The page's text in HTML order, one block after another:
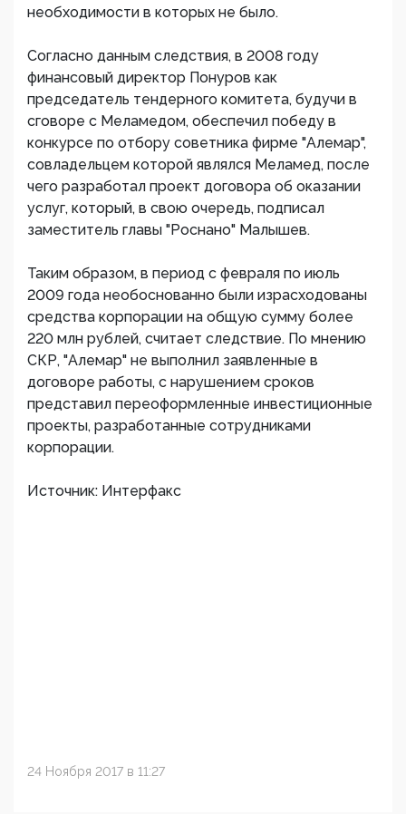
необходимости в которых не было.
Согласно данным следствия, в 2008 году
финансовый директор Понуров как
председатель тендерного комитета, будучи в
сговоре с Меламедом, обеспечил победу в
конкурсе по отбору советника фирме "Алемар",
совладельцем которой являлся Меламед, после
чего разработал проект договора об оказании
услуг, который, в свою очередь, подписал
заместитель главы "Роснано" Малышев.
Таким образом, в период с февраля по июль
2009 года необоснованно были израсходованы
средства корпорации на общую сумму более
220 млн рублей, считает следствие. По мнению
СКР, "Алемар" не выполнил заявленные в
договоре работы, с нарушением сроков
представил переоформленные инвестиционные
проекты, разработанные сотрудниками
корпорации.
Источник: Интерфакс
24 Ноября 2017 в 11:27